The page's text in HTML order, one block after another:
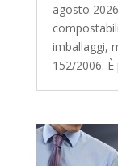
agosto
imballaggi,
152/2006.